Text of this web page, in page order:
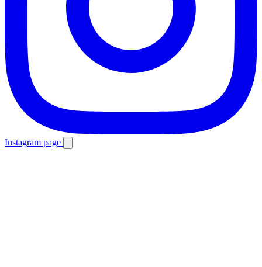
Instagram page